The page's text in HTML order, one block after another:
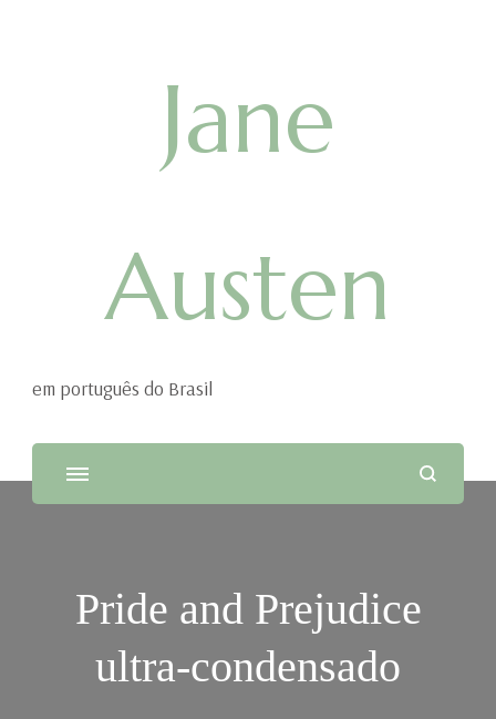
Jane
Austen
em português do Brasil
Pride and Prejudice
ultra-condensado